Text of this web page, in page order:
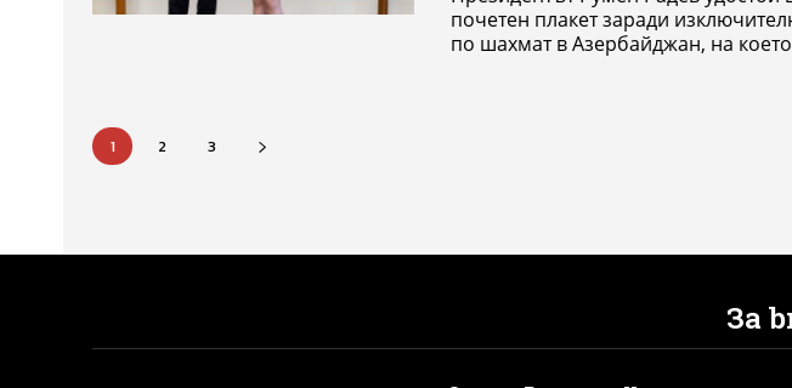
почетен плакет заради
по шахмат в Азербайджан, на
1 2 3
За